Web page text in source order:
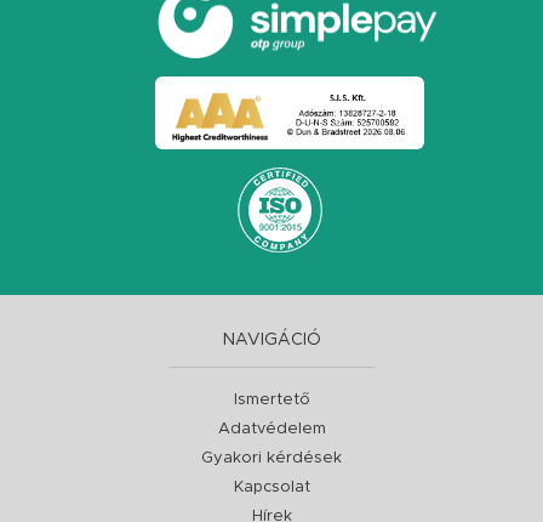
NAVIGÁCIÓ
Ismertető
Adatvédelem
Gyakori kérdések
Kapcsolat
Hírek